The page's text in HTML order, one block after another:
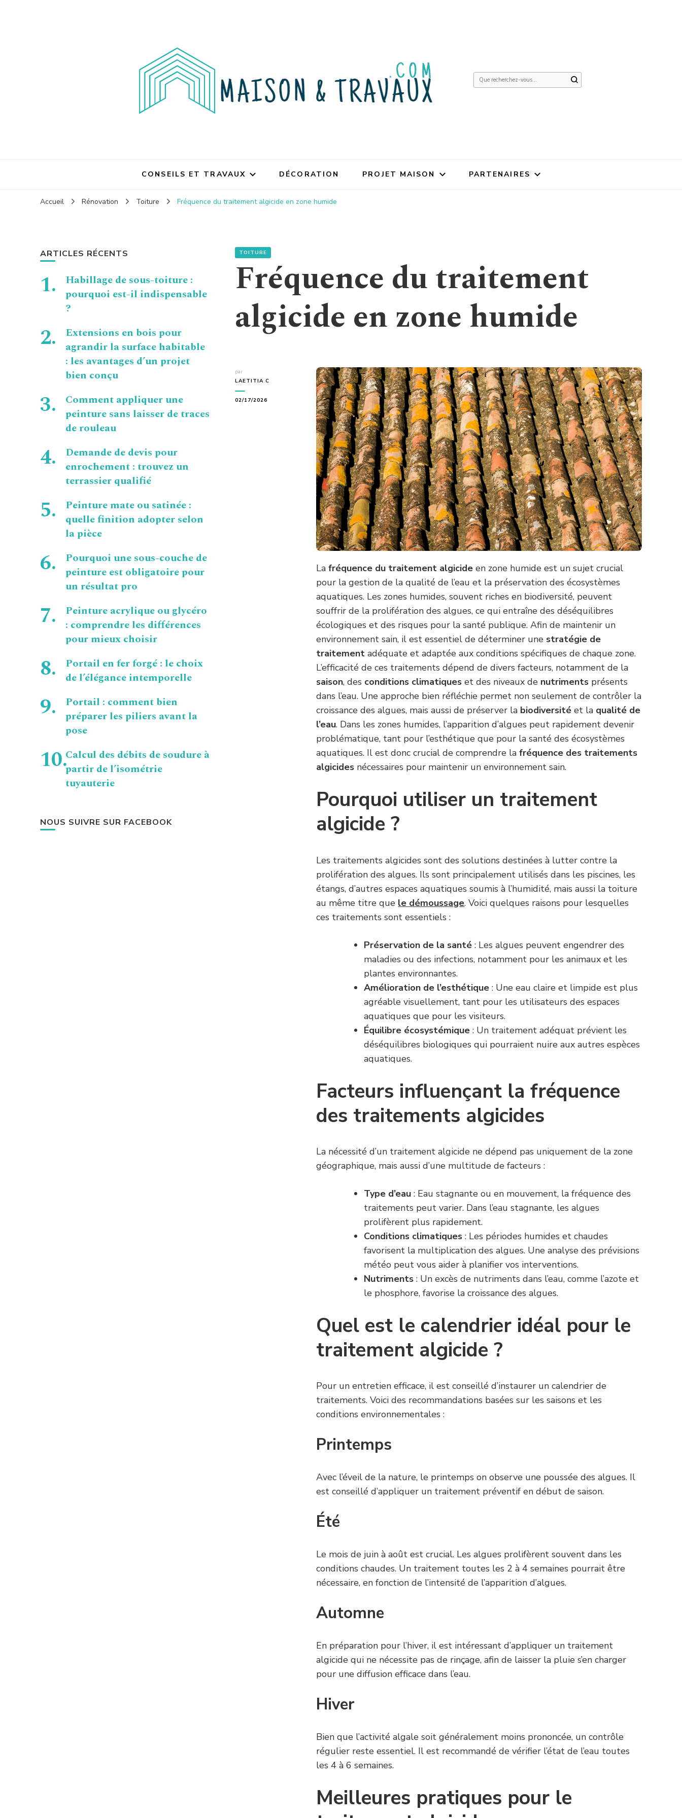
Vous
CONSEILS ET TRAVAUX DÉCORATION PROJET MAISON PARTENAIRES
Accueil Rénovation Toiture Fréquence du traitement algicide en zone humide
TOITURE
Fréquence du traitement
algicide en zone humide
par
LAETITIA C
02/17/2026
Lafréquence du traitement algicide en zone humide est un sujet crucial
pour la gestion de la qualité de l’eau et la préservation des écosystèmes
aquatiques. Les zones humides, souvent riches en biodiversité, peuvent
souffrir de la prolifération des algues, ce qui entraîne des déséquilibres
écologiques et des risques pour la santé publique. Afin de maintenir un
environnement sain, il est essentiel de déterminer une stratégie de
traitement adéquate et adaptée aux conditions spécifiques de chaque zone.
L’efficacité de ces traitements dépend de divers facteurs, notamment de la
saison, des conditions climatiques et des niveaux de nutriments présents
dans l’eau. Une approche bien réfléchie permet non seulement de contrôler la
croissance des algues, mais aussi de préserver la biodiversité et la qualité de
l’eau. Dans les zones humides, l’apparition d’algues peut rapidement devenir
problématique, tant pour l’esthétique que pour la santé des écosystèmes
aquatiques. Il est donc crucial de comprendre lafréquence des traitements
algicides nécessaires pour maintenir un environnement sain.
Pourquoi utiliser un traitement
algicide ?
Les traitements algicides sont des solutions destinées à lutter contre la
prolifération des algues. Ils sont principalement utilisés dans les piscines, les
étangs, d’autres espaces aquatiques soumis à l’humidité, mais aussi la toiture
au même titre que le démoussage. Voici quelques raisons pour lesquelles
ces traitements sont essentiels :
Préservation de la santé : Les algues peuvent engendrer des
maladies ou des infections, notamment pour les animaux et les
plantes environnantes.
Amélioration de l’esthétique : Une eau claire et limpide est plus
agréable visuellement, tant pour les utilisateurs des espaces
aquatiques que pour les visiteurs.
Équilibre écosystémique : Un traitement adéquat prévient les
déséquilibres biologiques qui pourraient nuire aux autres espèces
aquatiques.
Facteurs influençant la fréquence
des traitements algicides
La nécessité d’un traitement algicide ne dépend pas uniquement de la zone
géographique, mais aussi d’une multitude de facteurs :
Type d’eau : Eau stagnante ou en mouvement, la fréquence des
traitements peut varier. Dans l’eau stagnante, les algues
prolifèrent plus rapidement.
Conditions climatiques : Les périodes humides et chaudes
favorisent la multiplication des algues. Une analyse des prévisions
météo peut vous aider à planifier vos interventions.
Nutriments : Un excès de nutriments dans l’eau, comme l’azote et
le phosphore, favorise la croissance des algues.
Quel est le calendrier idéal pour le
traitement algicide ?
Pour un entretien efficace, il est conseillé d’instaurer un calendrier de
traitements. Voici des recommandations basées sur les saisons et les
conditions environnementales :
Printemps
Avec l’éveil de la nature, le printemps on observe une poussée des algues. Il
est conseillé d’appliquer un traitement préventif en début de saison.
Été
Le mois de juin à août est crucial. Les algues prolifèrent souvent dans les
conditions chaudes. Un traitement toutes les 2 à 4 semaines pourrait être
nécessaire, en fonction de l’intensité de l’apparition d’algues.
Automne
En préparation pour l’hiver, il est intéressant d’appliquer un traitement
algicide qui ne nécessite pas de rinçage, afin de laisser la pluie s’en charger
pour une diffusion efficace dans l’eau.
Hiver
Bien que l’activité algale soit généralement moins prononcée, un contrôle
régulier reste essentiel. Il est recommandé de vérifier l’état de l’eau toutes
les 4 à 6 semaines.
Meilleures pratiques pour le
ARTICLES RÉCENTS
Habillage de sous-toiture :
pourquoi est-il indispensable
?
Extensions en bois pour
agrandir la surface habitable
: les avantages d’un projet
bien conçu
Comment appliquer une
peinture sans laisser de traces
de rouleau
Demande de devis pour
enrochement : trouvez un
terrassier qualifié
Peinture mate ou satinée :
quelle finition adopter selon
la pièce
Pourquoi une sous-couche de
peinture est obligatoire pour
un résultat pro
Peinture acrylique ou glycéro
: comprendre les différences
pour mieux choisir
Portail en fer forgé : le choix
de l’élégance intemporelle
Portail : comment bien
préparer les piliers avant la
pose
Calcul des débits de soudure à
partir de l’isométrie
tuyauterie
NOUS SUIVRE SUR FACEBOOK